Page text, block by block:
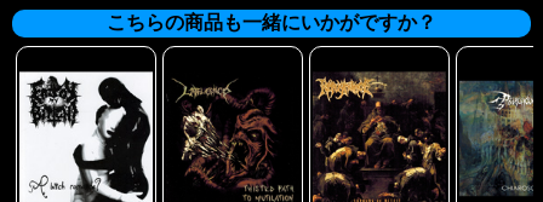
こちらの商品も一緒にいかがですか？